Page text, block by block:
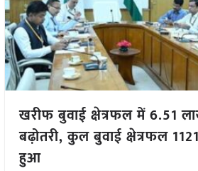
खरीफ बुवाई क्षेत्रफल में 6.51
बढ़ोतरी, कुल बुवाई क्षेत्रफल
हुआ